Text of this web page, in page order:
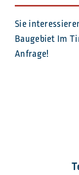
Sie
Baugebiet Im
Anfrage!